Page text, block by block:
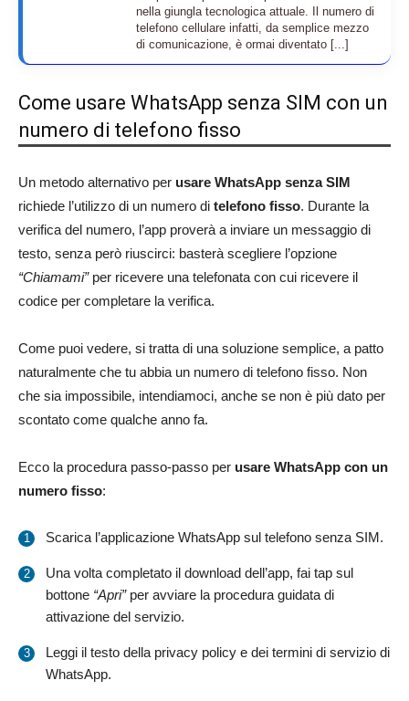
nella giungla tecnologica attuale. Il numero di
telefono cellulare infatti, da semplice mezzo
di comunicazione, è ormai diventato [...]
Come usare WhatsApp senza SIM con un
numero di telefono fisso
Un metodo alternativo per usare WhatsApp senza SIM
richiede l’utilizzo di un numero di telefono fisso. Durante la
verifica del numero, l’app proverà a inviare un messaggio di
testo, senza però riuscirci: basterà scegliere l’opzione
“Chiamami”per ricevere una telefonata con cui ricevere il
codice per completare la verifica.
Come puoi vedere, si tratta di una soluzione semplice, a patto
naturalmente che tu abbia un numero di telefono fisso. Non
che sia impossibile, intendiamoci, anche se non è più dato per
scontato come qualche anno fa.
Ecco la procedura passo-passo per usare WhatsApp con un
numero fisso:
Scarica l’applicazione WhatsApp sul telefono senza SIM.
Una volta completato il download dell’app, fai tap sul
bottone “Apri”per avviare la procedura guidata di
attivazione del servizio.
Leggi il testo della privacy policy e dei termini di servizio di
WhatsApp.